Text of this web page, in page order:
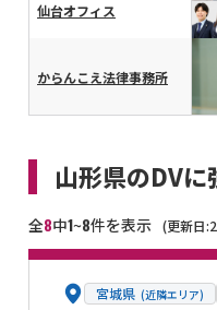
仙台オフィス
からんこえ法律事務所
山形県のDV
全8中1~8件を表示 (更新日
宮城県 (近隣エリア)